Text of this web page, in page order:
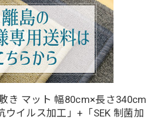
き マット 幅80cm×長さ340cm
ウイルス加工」+「SEK 制菌加